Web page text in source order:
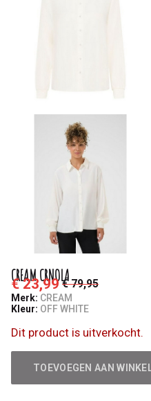
CREAM CRNOLA
€ 23,99 € 79,95
Merk: CREAM
Kleur: OFF WHITE
Dit product is uitverkocht.
TOEVOEGEN AAN